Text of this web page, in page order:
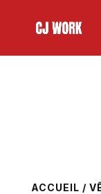
ACCUEIL /